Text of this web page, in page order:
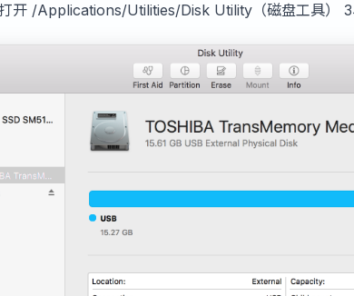
开 /Applications/Utilities/Disk Utility（磁盘工具）